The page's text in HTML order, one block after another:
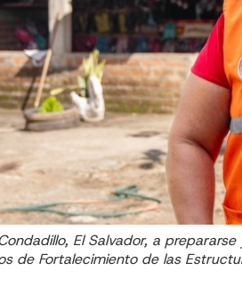
El Salvador, a
de Fortalecimiento de las